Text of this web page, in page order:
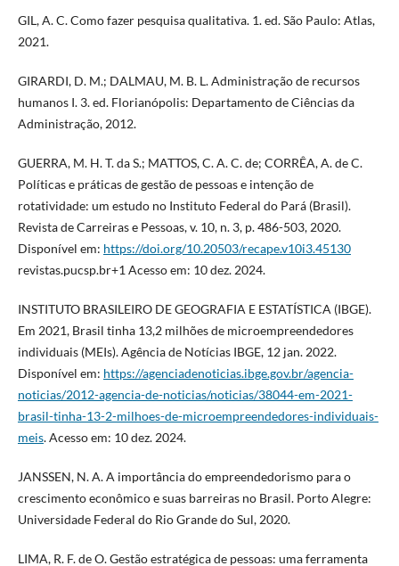
GIL, A. C. Como fazer pesquisa qualitativa. 1. ed. São Paulo: Atlas,
2021.
GIRARDI, D. M.; DALMAU, M. B. L. Administração de recursos
humanos I. 3. ed. Florianópolis: Departamento de Ciências da
Administração, 2012.
GUERRA, M. H. T. da S.; MATTOS, C. A. C. de; CORRÊA, A. de C.
Políticas e práticas de gestão de pessoas e intenção de
rotatividade: um estudo no Instituto Federal do Pará (Brasil).
Revista de Carreiras e Pessoas, v. 10, n. 3, p. 486-503, 2020.
Disponível em: https://doi.org/10.20503/recape.v10i3.45130
revistas.pucsp.br+1 Acesso em: 10 dez. 2024.
INSTITUTO BRASILEIRO DE GEOGRAFIA E ESTATÍSTICA (IBGE).
Em 2021, Brasil tinha 13,2 milhões de microempreendedores
individuais (MEIs). Agência de Notícias IBGE, 12 jan. 2022.
Disponível em: https://agenciadenoticias.ibge.gov.br/agencia-
noticias/2012-agencia-de-noticias/noticias/38044-em-2021-
brasil-tinha-13-2-milhoes-de-microempreendedores-individuais-
meis. Acesso em: 10 dez. 2024.
JANSSEN, N. A. A importância do empreendedorismo para o
crescimento econômico e suas barreiras no Brasil. Porto Alegre:
Universidade Federal do Rio Grande do Sul, 2020.
LIMA, R. F. de O. Gestão estratégica de pessoas: uma ferramenta